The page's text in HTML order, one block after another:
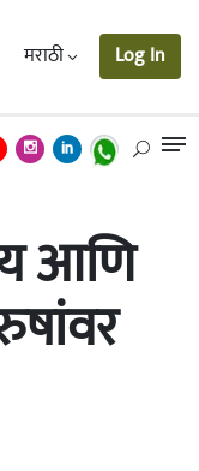
मराठी Log In
आणि